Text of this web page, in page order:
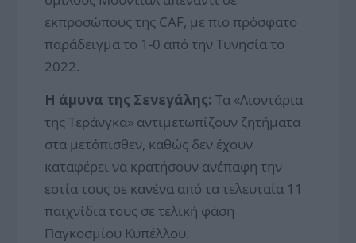
εκπροσώπους της CAF, με πιο πρόσφατο
παράδειγμα το 1-0 από την Τυνησία το
2022.
Η άμυνα της Σενεγάλης: Τα «Λιοντάρια
της Τεράνγκα» αντιμετωπίζουν ζητήματα
στα μετόπισθεν, καθώς δεν έχουν
καταφέρει να κρατήσουν ανέπαφη την
εστία τους σε κανένα από τα τελευταία 11
παιχνίδια τους σε τελική φάση
Παγκοσμίου Κυπέλλου.